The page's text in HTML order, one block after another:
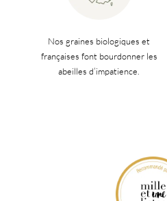
Nos graines biologiques et
françaises font bourdonner les
abeilles d’impatience.